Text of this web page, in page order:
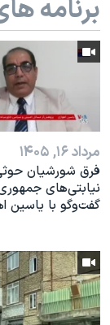
نرگس محمدی
همایش
صفحه‌های ویژه
سفر پرزیدنت
برنامه
مرداد ۱۶, ۱۴۰۵
فرق شورشیان
نیابتی‌های
گفت‌وگو با یاسین